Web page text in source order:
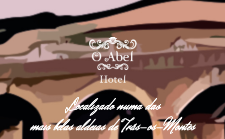
Localizado numa das
mais belas aldeias de Trás-os-Montes